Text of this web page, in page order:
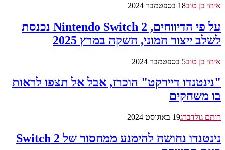
איתי בן טוב18 בספטמבר 2024
על פי הדיווחים, Nintendo Switch 2 נכנסת
לשלב ייצור המוני, השקה במרץ 2025
איתי בן טוב5 בספטמבר 2024
"נינטנדו דיירקט" הוכרז, אבל אל תצפו לראות
בו משחקים
רותם גולדברג19 באוגוסט 2024
נינטנדו נחושה להימנע ממחסור של Switch 2